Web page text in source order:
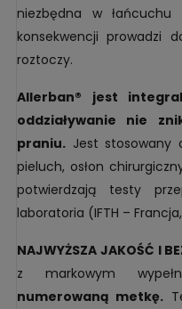
niezbędna w
konsekwencji prowadzi
roztoczy.
Allerban® jest
oddziaływanie nie
praniu. Jest stosowany
pieluch, osłon
potwierdzają testy
laboratoria (IFTH – Francja,
NAJWYŻSZA JAKOŚĆ I
z markowym
numerowaną metkę.